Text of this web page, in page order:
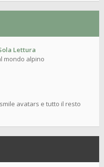
Lettura
mondo alpino
avatars e tutto il resto